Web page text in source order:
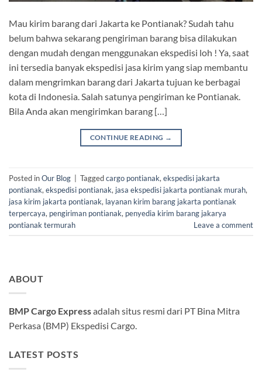
Mau kirim barang dari Jakarta ke Pontianak? Sudah tahu
belum bahwa sekarang pengiriman barang bisa dilakukan
dengan mudah dengan menggunakan ekspedisi loh ! Ya, saat
ini tersedia banyak ekspedisi jasa kirim yang siap membantu
dalam mengrimkan barang dari Jakarta tujuan ke berbagai
kota di Indonesia. Salah satunya pengiriman ke Pontianak.
Bila Anda akan mengirimkan barang […]
CONTINUE READING →
Posted inOur Blog Taggedcargo pontianak, ekspedisi jakarta
pontianak, ekspedisi pontianak, jasa ekspedisi jakarta pontianak murah,
jasa kirim jakarta pontianak, layanan kirim barang jakarta pontianak
terpercaya, pengiriman pontianak, penyedia kirim barang jakarya
pontianak termurah
Leave a comment
ABOUT
BMP Cargo Expressadalah situs resmi dari PT Bina Mitra
Perkasa (BMP) Ekspedisi Cargo.
LATEST POSTS